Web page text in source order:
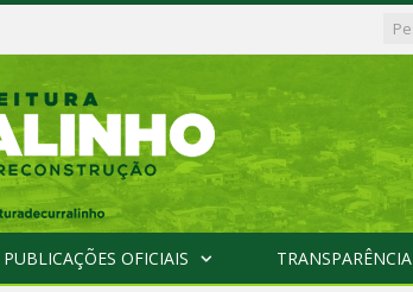
PUBLICAÇÕES OFICIAIS TRANSPARÊNCIA